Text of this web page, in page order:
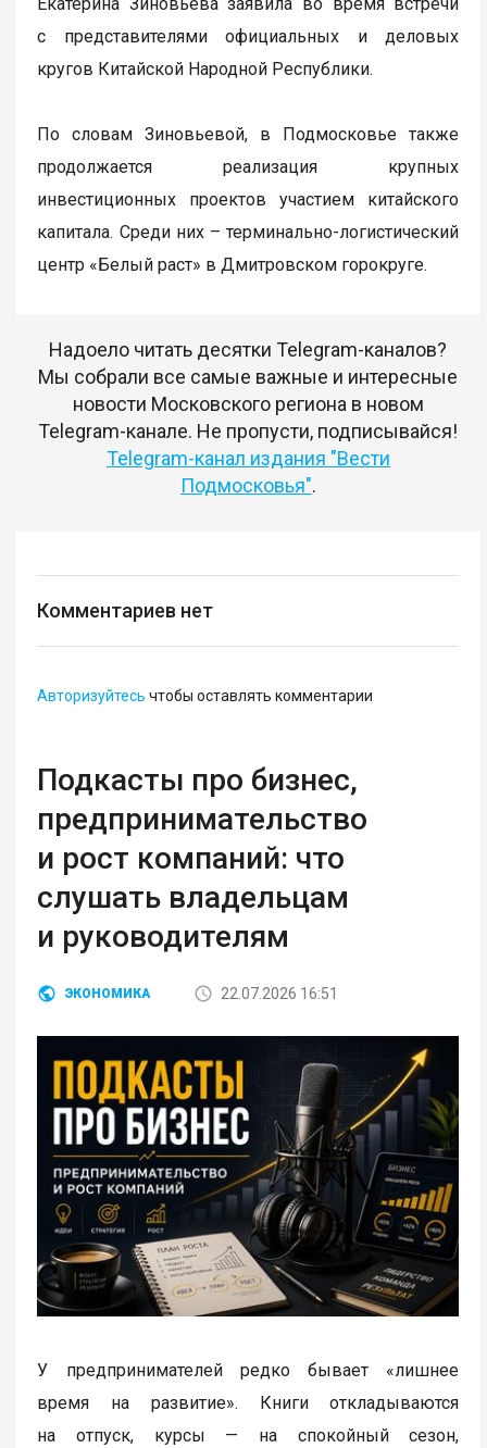
с представителями официальных и деловых
кругов Китайской Народной Республики.
По словам Зиновьевой, в Подмосковье также
продолжается реализация крупных
инвестиционных проектов участием китайского
капитала. Среди них – терминально-логистический
центр «Белый раст» в Дмитровском горокруге.
Надоело читать десятки Telegram-каналов?
Мы собрали все самые важные и интересные
новости Московского региона в новом
Telegram-канале. Не пропусти, подписывайся!
Telegram-канал издания "Вести
Подмосковья".
Комментариев нет
Авторизуйтесь чтобы оставлять комментарии
Подкасты про бизнес,
предпринимательство
и рост компаний: что
слушать владельцам
и руководителям
ЭКОНОМИКА 22.07.2026 16:51
У предпринимателей редко бывает «лишнее
время на развитие». Книги откладываются
на отпуск, курсы — на спокойный сезон,